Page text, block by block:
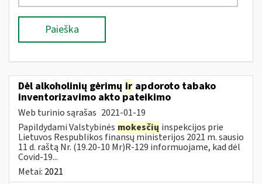
Paieška
Dėl alkoholinių gėrimų ir apdoroto tabako
inventorizavimo akto pateikimo
Web turinio sąrašas 2021-01-19
Papildydami Valstybinės mokesčių inspekcijos prie
Lietuvos Respublikos finansų ministerijos 2021 m. sausio
11 d. raštą Nr. (19.20-10 Mr)R-129 informuojame, kad dėl
Covid-19...
Metai: 2021